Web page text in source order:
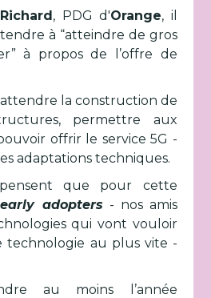
, PDG d'Orange, il
à “atteindre de gros
à propos de l’offre de
la construction de
permettre aux
offrir le service 5G -
adaptations techniques.
pensent que pour cette
early adopters - nos amis
qui vont vouloir
technologie au plus vite -
au moins l’année